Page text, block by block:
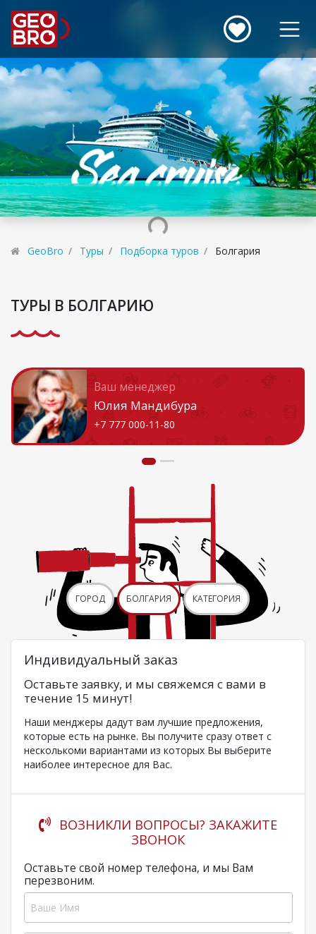
GeoBro Туры Подборка туров Болгария
ТУРЫ В БОЛГАРИЮ
Индивидуальный заказ
Оставьте заявку, и мы свяжемся с вами в
течение 15 минут!
Наши менджеры дадут вам лучшие предложения,
которые есть на рынке. Вы получите сразу ответ с
несколькоми вариантами из которых Вы выберите
наиболее интересное для Вас.
ВОЗНИКЛИ ВОПРОСЫ? ЗАКАЖИТЕ
ЗВОНОК
Оставьте свой номер телефона, и мы Вам
перезвоним.
Ваш менеджер
Юлия Мандибура
+7 777 000-11-80
ГОРОД БОЛГАРИЯ КАТЕГОРИЯ